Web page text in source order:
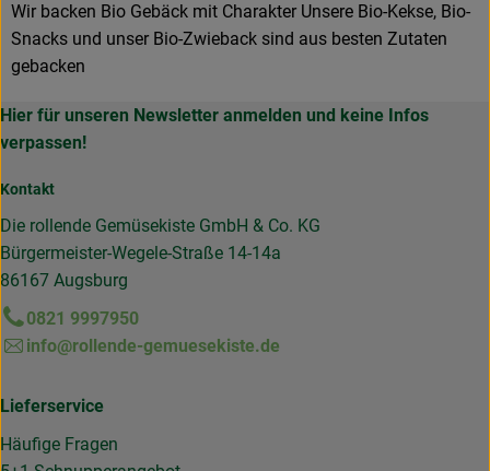
Wir backen Bio Gebäck mit Charakter Unsere Bio-Kekse, Bio-
Snacks und unser Bio-Zwieback sind aus besten Zutaten
gebacken
Hier für unseren Newsletter anmelden und keine Infos
verpassen!
Kontakt
Die rollende Gemüsekiste GmbH & Co. KG
Bürgermeister-Wegele-Straße 14-14a
86167 Augsburg
0821 9997950
info@rollende-gemuesekiste.de
Lieferservice
Häufige Fragen